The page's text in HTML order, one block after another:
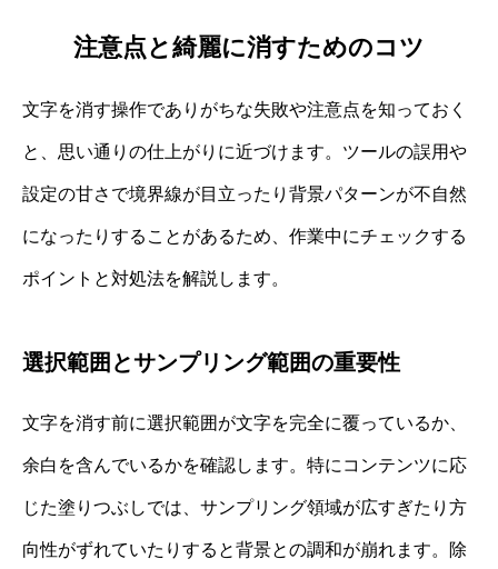
注意点と綺麗に消すためのコツ
文字を消す操作でありがちな失敗や注意点を知っておく
と、思い通りの仕上がりに近づけます。ツールの誤用や
設定の甘さで境界線が目立ったり背景パターンが不自然
になったりすることがあるため、作業中にチェックする
ポイントと対処法を解説します。
選択範囲とサンプリング範囲の重要性
文字を消す前に選択範囲が文字を完全に覆っているか、
余白を含んでいるかを確認します。特にコンテンツに応
じた塗りつぶしでは、サンプリング領域が広すぎたり方
向性がずれていたりすると背景との調和が崩れます。除